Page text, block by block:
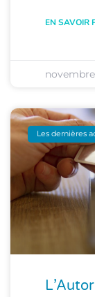
EN SAVOIR
Les dernières